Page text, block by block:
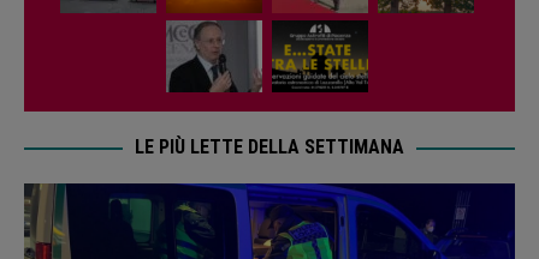
LE PIÙ LETTE DELLA SETTIMANA